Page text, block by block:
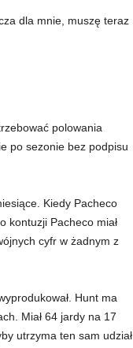
dla mnie, muszę teraz
polowania
po sezonie bez podpisu
Kiedy Pacheco
kontuzji Pacheco miał
cyfr w żadnym z
Hunt ma
Miał 64 jardy na 17
utrzyma ten sam udział